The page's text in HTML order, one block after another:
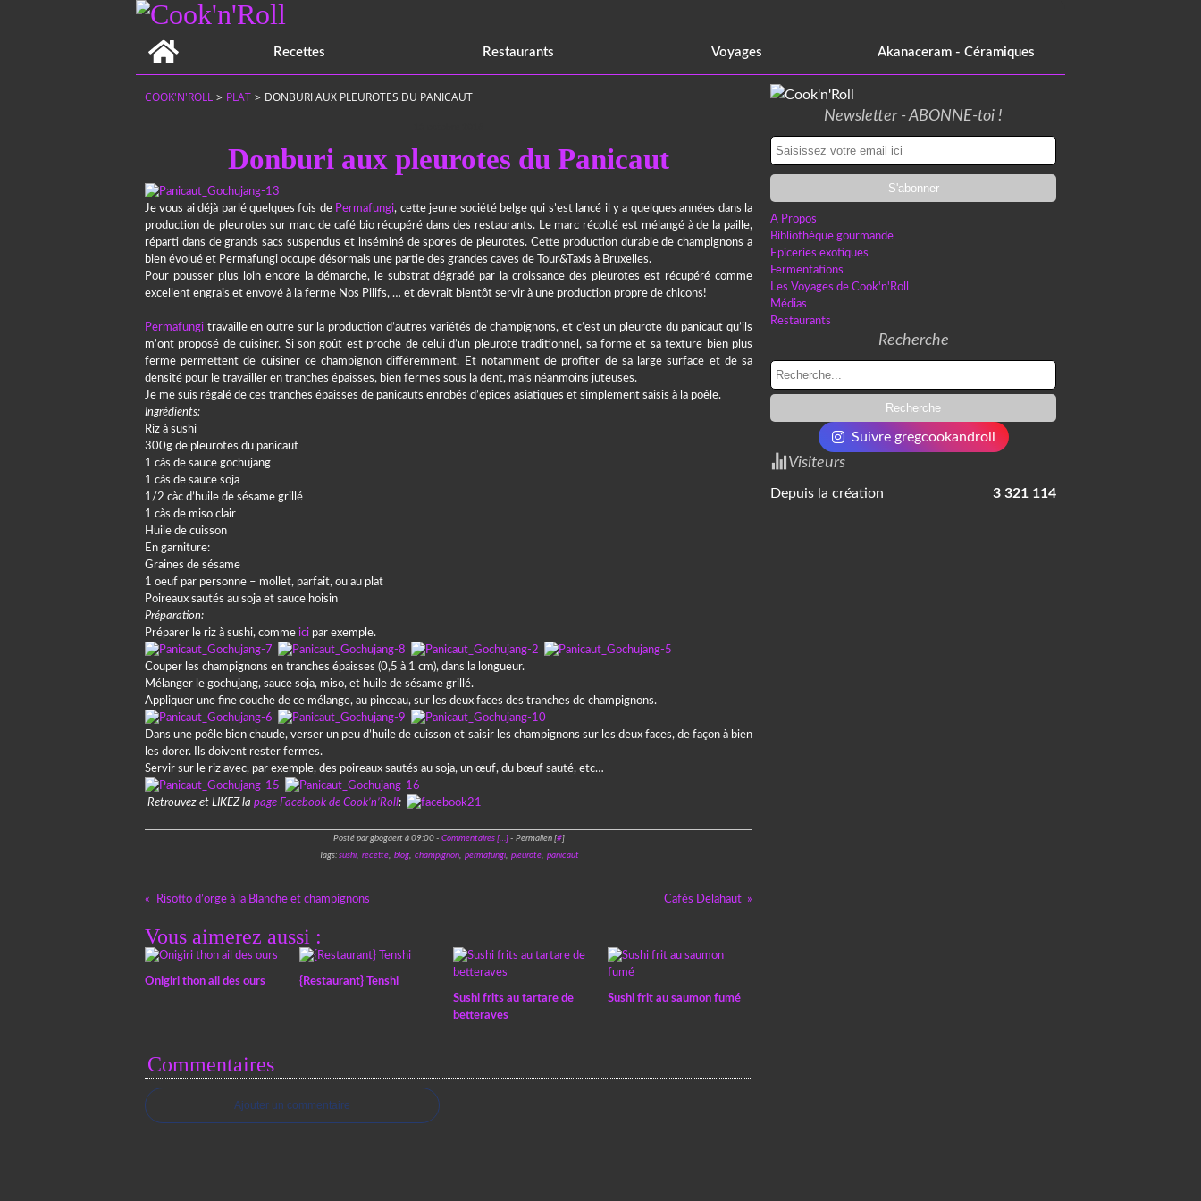
Recettes
Restaurants Voyages Akanaceram - Céramiques
COOK'N'ROLL > PLAT > DONBURI AUX PLEUROTES DU PANICAUT
Donburi aux pleurotes du Panicaut
Je vous ai déjà parlé quelques fois de Permafungi, cette jeune société belge qui s’est lancé il y a quelques années dans la
production de pleurotes sur marc de café bio récupéré dans des restaurants. Le marc récolté est mélangé à de la paille,
réparti dans de grands sacs suspendus et inséminé de spores de pleurotes. Cette production durable de champignons a
bien évolué et Permafungi occupe désormais une partie des grandes caves de Tour&Taxis à Bruxelles.
Pour pousser plus loin encore la démarche, le substrat dégradé par la croissance des pleurotes est récupéré comme
excellent engrais et envoyé à la ferme Nos Pilifs, … et devrait bientôt servir à une production propre de chicons!
Permafungi travaille en outre sur la production d’autres variétés de champignons, et c’est un pleurote du panicaut qu’ils
m’ont proposé de cuisiner. Si son goût est proche de celui d’un pleurote traditionnel, sa forme et sa texture bien plus
ferme permettent de cuisiner ce champignon différemment. Et notamment de profiter de sa large surface et de sa
densité pour le travailler en tranches épaisses, bien fermes sous la dent, mais néanmoins juteuses.
Je me suis régalé de ces tranches épaisses de panicauts enrobés d’épices asiatiques et simplement saisis à la poêle.
Ingrédients:
Riz à sushi
300g de pleurotes du panicaut
1 càs de sauce gochujang
1 càs de sauce soja
1/2 càc d’huile de sésame grillé
1 càs de miso clair
Huile de cuisson
En garniture:
Graines de sésame
1 oeuf par personne – mollet, parfait, ou au plat
Poireaux sautés au soja et sauce hoisin
Préparation:
Préparer le riz à sushi, comme ici par exemple.
Couper les champignons en tranches épaisses (0,5 à 1 cm), dans la longueur.
Mélanger le gochujang, sauce soja, miso, et huile de sésame grillé.
Appliquer une fine couche de ce mélange, au pinceau, sur les deux faces des tranches de champignons.
Dans une poêle bien chaude, verser un peu d’huile de cuisson et saisir les champignons sur les deux faces, de façon à bien
les dorer. Ils doivent rester fermes.
Servir sur le riz avec, par exemple, des poireaux sautés au soja, un œuf, du bœuf sauté, etc…
Retrouvez et LIKEZ la page Facebook de Cook’n’Roll:
Posté par gbogaert à 09:00 - Commentaires […]- Permalien [#]
Tags: sushi, recette, blog, champignon, permafungi, pleurote, panicaut
Risotto d’orge à la Blanche et champignons Cafés Delahaut
Vous aimerez aussi :
Onigiri thon ail des ours
{Restaurant} Tenshi
Sushi frits au tartare de
betteraves
Sushi frit au saumon fumé
Commentaires
Ajouter un commentaire
Newsletter - ABONNE-toi !
A Propos
Bibliothèque gourmande
Epiceries exotiques
Fermentations
Les Voyages de Cook'n'Roll
Médias
Restaurants
Recherche
Suivre gregcookandroll
Visiteurs
Depuis la création 3 321 114